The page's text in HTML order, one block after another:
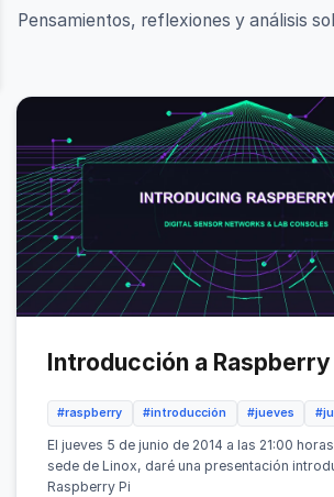
Pensamientos, reflexiones y análisis
Introducción a Raspberry
#raspberry #introducción #jueves
El jueves 5 de junio de 2014 a las 21:00
sede de Linox, daré una presentación
Raspberry Pi